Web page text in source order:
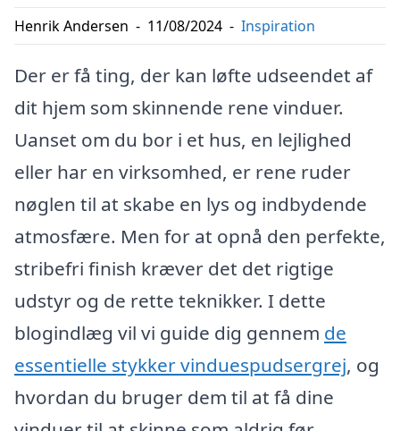
Henrik Andersen - 11/08/2024 - Inspiration
Der er få ting, der kan løfte udseendet af
dit hjem som skinnende rene vinduer.
Uanset om du bor i et hus, en lejlighed
eller har en virksomhed, er rene ruder
nøglen til at skabe en lys og indbydende
atmosfære. Men for at opnå den perfekte,
stribefri finish kræver det det rigtige
udstyr og de rette teknikker. I dette
blogindlæg vil vi guide dig gennem de
essentielle stykker vinduespudsergrej, og
hvordan du bruger dem til at få dine